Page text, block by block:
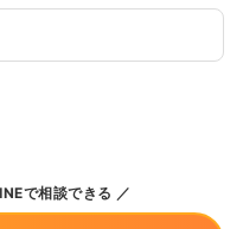
で相談できる